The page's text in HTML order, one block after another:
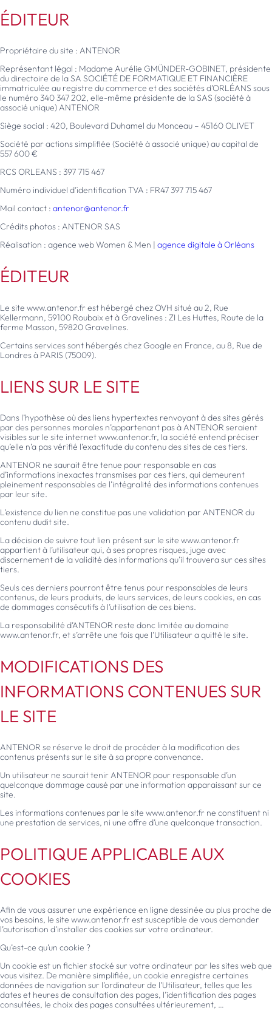
ÉDITEUR
Propriétaire du site : ANTENOR
Représentant légal : Madame Aurélie GMÜNDER-GOBINET, présidente
du directoire de la SA SOCIÉTÉ DE FORMATIQUE ET FINANCIÈRE
immatriculée au registre du commerce et des sociétés d’ORLÉANS sous
le numéro 340 347 202, elle-même présidente de la SAS (société à
associé unique) ANTENOR
Siège social : 420, Boulevard Duhamel du Monceau – 45160 OLIVET
Société par actions simplifiée (Société à associé unique) au capital de
557 600 €
RCS ORLEANS : 397 715 467
Numéro individuel d’identification TVA : FR47 397 715 467
Mail contact : antenor@antenor.fr
Crédits photos : ANTENOR SAS
Réalisation : agence web Women & Men | agence digitale à Orléans
ÉDITEUR
Le site www.antenor.fr est hébergé chez OVH situé au 2, Rue
Kellermann, 59100 Roubaix et à Gravelines : ZI Les Huttes, Route de la
ferme Masson, 59820 Gravelines.
Certains services sont hébergés chez Google en France, au 8, Rue de
Londres à PARIS (75009).
LIENS SUR LE SITE
Dans l’hypothèse où des liens hypertextes renvoyant à des sites gérés
par des personnes morales n’appartenant pas à ANTENOR seraient
visibles sur le site internet www.antenor.fr, la société entend préciser
qu’elle n’a pas vérifié l’exactitude du contenu des sites de ces tiers.
ANTENOR ne saurait être tenue pour responsable en cas
d’informations inexactes transmises par ces tiers, qui demeurent
pleinement responsables de l’intégralité des informations contenues
par leur site.
L’existence du lien ne constitue pas une validation par ANTENOR du
contenu dudit site.
La décision de suivre tout lien présent sur le site www.antenor.fr
appartient à l’utilisateur qui, à ses propres risques, juge avec
discernement de la validité des informations qu’il trouvera sur ces sites
tiers.
Seuls ces derniers pourront être tenus pour responsables de leurs
contenus, de leurs produits, de leurs services, de leurs cookies, en cas
de dommages consécutifs à l’utilisation de ces biens.
La responsabilité d’ANTENOR reste donc limitée au domaine
www.antenor.fr, et s’arrête une fois que l’Utilisateur a quitté le site.
MODIFICATIONS DES
INFORMATIONS CONTENUES SUR
LE SITE
ANTENOR se réserve le droit de procéder à la modification des
contenus présents sur le site à sa propre convenance.
Un utilisateur ne saurait tenir ANTENOR pour responsable d’un
quelconque dommage causé par une information apparaissant sur ce
site.
Les informations contenues par le site www.antenor.fr ne constituent ni
une prestation de services, ni une offre d’une quelconque transaction.
POLITIQUE APPLICABLE AUX
COOKIES
Afin de vous assurer une expérience en ligne dessinée au plus proche de
vos besoins, le site www.antenor.fr est susceptible de vous demander
l’autorisation d’installer des cookies sur votre ordinateur.
Qu’est-ce qu’un cookie ?
Un cookie est un fichier stocké sur votre ordinateur par les sites web que
vous visitez. De manière simplifiée, un cookie enregistre certaines
données de navigation sur l’ordinateur de l’Utilisateur, telles que les
dates et heures de consultation des pages, l’identification des pages
consultées, le choix des pages consultées ultérieurement, …